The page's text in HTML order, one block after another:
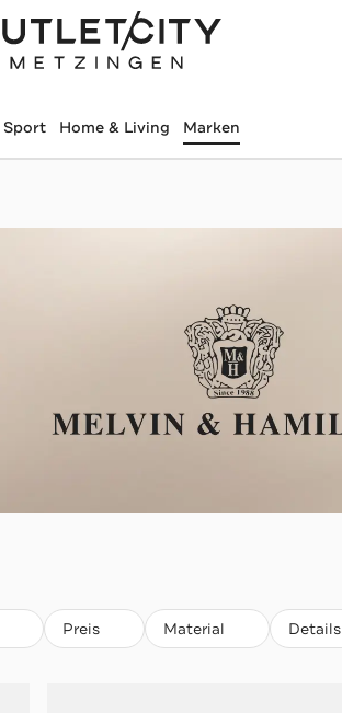
Sport Home & Living Marken
Preis Material Details